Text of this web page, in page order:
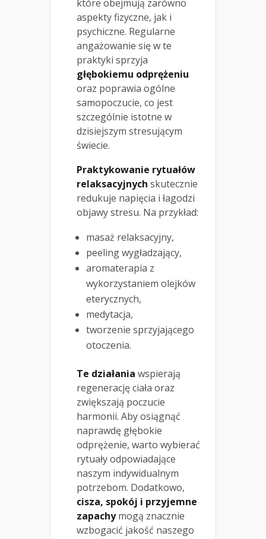
które obejmują zarówno
aspekty fizyczne, jak i
psychiczne. Regularne
angażowanie się w te
praktyki sprzyja
głębokiemu odprężeniu
oraz poprawia ogólne
samopoczucie, co jest
szczególnie istotne w
dzisiejszym stresującym
świecie.
Praktykowanie rytuałów
relaksacyjnych skutecznie
redukuje napięcia i łagodzi
objawy stresu. Na przykład:
masaż relaksacyjny,
peeling wygładzający,
aromaterapia z
wykorzystaniem olejków
eterycznych,
medytacja,
tworzenie sprzyjającego
otoczenia.
Te działania wspierają
regenerację ciała oraz
zwiększają poczucie
harmonii. Aby osiągnąć
naprawdę głębokie
odprężenie, warto wybierać
rytuały odpowiadające
naszym indywidualnym
potrzebom. Dodatkowo,
cisza, spokój i przyjemne
zapachymogą znacznie
wzbogacić jakość naszego